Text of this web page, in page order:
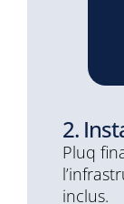
2.
Pluq
inclus.